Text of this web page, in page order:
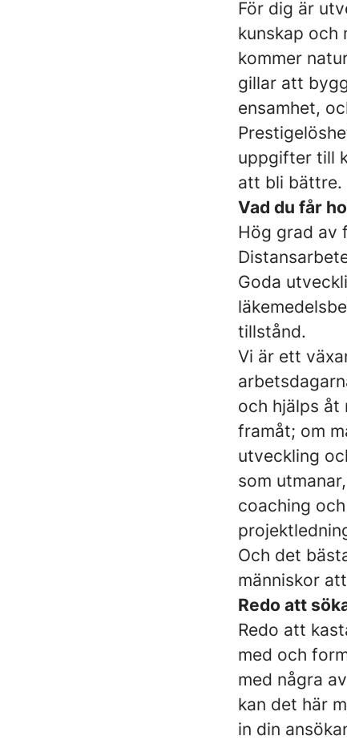
För dig är
kunskap och
kommer
gillar att
ensamhet,
uppgifter till
att bli bättre.
Vad du får
Hög grad av
Goda
tillstånd.
Vi är ett
och hjälps åt
framåt; om
utveckling
som
coaching
Och det
människor
Redo att
Redo att
med och
med några
kan det här
in din